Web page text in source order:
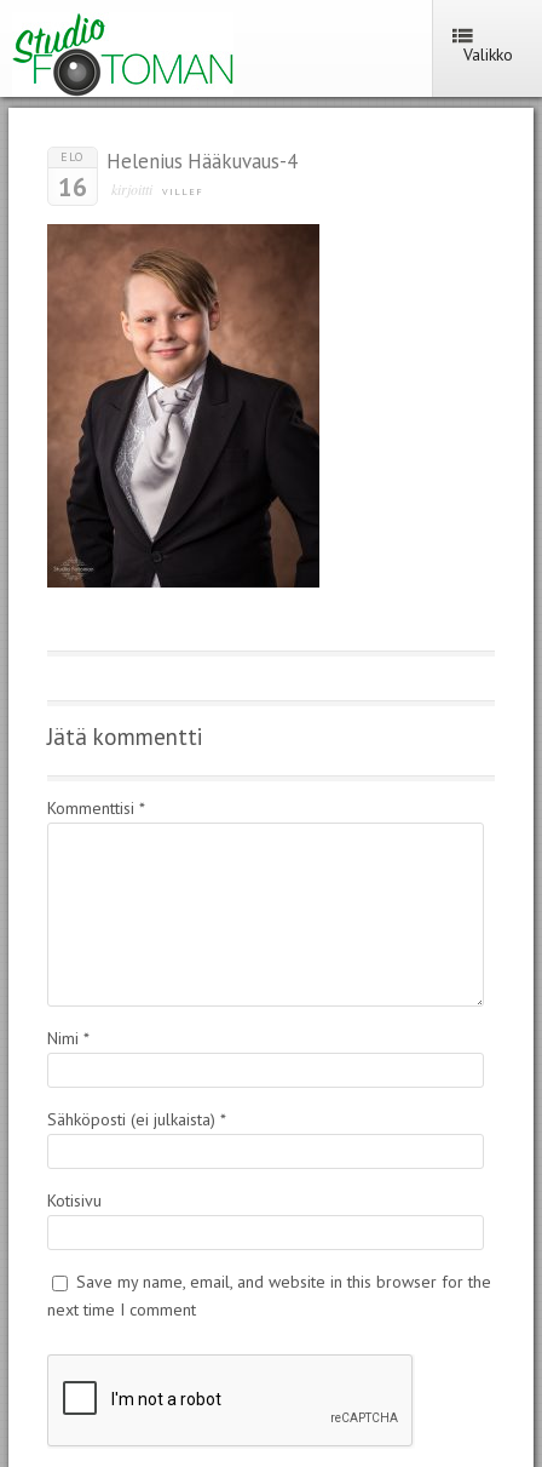
Valikko
ELO
16
Helenius Hääkuvaus-4
kirjoitti VILLEF
Jätä kommentti
Kommenttisi *
Nimi *
Sähköposti (ei julkaista) *
Kotisivu
Save my name, email, and website in this browser for the
next time I comment